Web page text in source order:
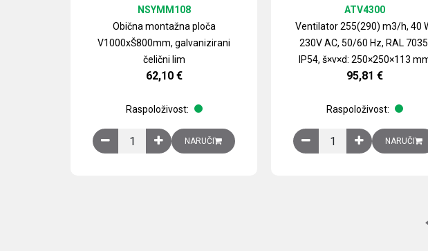
Obična montažna ploča
V1000xŠ800mm, galvanizirani
čelični lim
NSYMM108
62,10 €
Raspoloživost:
Obična montažna ploča V1000xŠ800mm, galvanizirani čelični lim
NARUČI
Ventilator 255(290) m3/h, 40
230V AC, 50/60 Hz, RAL
IP54, š×v×d: 250×250×113
ATV4300
95,81 €
Raspoloživost:
Ventilator 255(290) m3/
NARUČI